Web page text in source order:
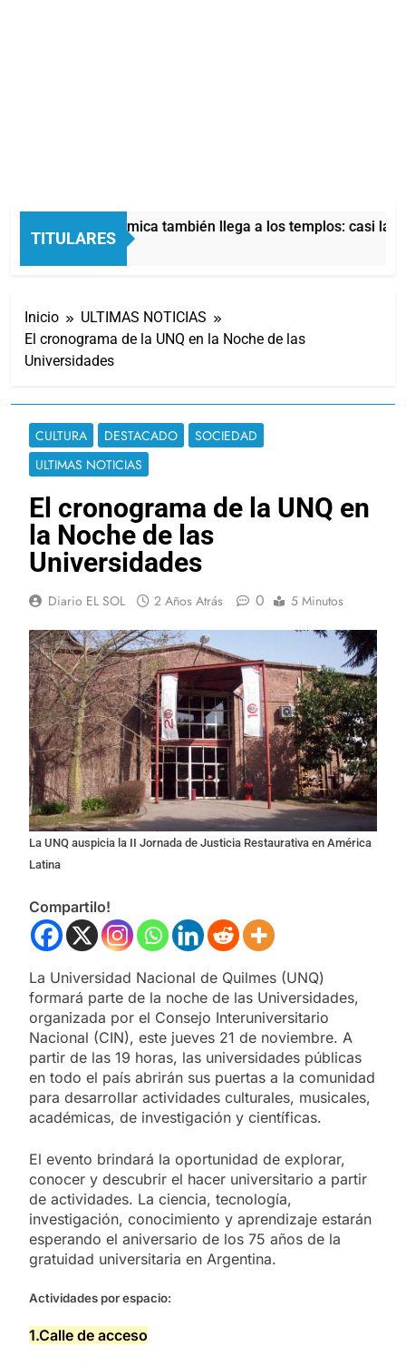
TITULARES
La crisis económica también llega a los templos: casi la
13 Horas Atrás
Inicio
ULTIMAS NOTICIAS
El cronograma de la UNQ en la Noche de las
Universidades
CULTURA DESTACADO
SOCIEDAD
ULTIMAS NOTICIAS
El cronograma de la UNQ en
la Noche de las
Universidades
Diario EL SOL 2 Años Atrás 0 5 Minutos
La UNQ auspicia la II Jornada de Justicia Restaurativa en América
Latina
Compartilo!
La Universidad Nacional de Quilmes (UNQ)
formará parte de la noche de las Universidades,
organizada por el Consejo Interuniversitario
Nacional (CIN), este jueves 21 de noviembre. A
partir de las 19 horas, las universidades públicas
en todo el país abrirán sus puertas a la comunidad
para desarrollar actividades culturales, musicales,
académicas, de investigación y científicas.
El evento brindará la oportunidad de explorar,
conocer y descubrir el hacer universitario a partir
de actividades. La ciencia, tecnología,
investigación, conocimiento y aprendizaje estarán
esperando el aniversario de los 75 años de la
gratuidad universitaria en Argentina.
Actividades por espacio:
1.Calle de acceso